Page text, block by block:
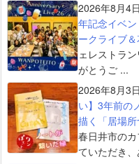
2026年8月4日
年記念イベ
ークライブ
ェレストラ
がとうご ...
2026年8月3日
い】3年前の
描く「居場
春日井市の
ていただき